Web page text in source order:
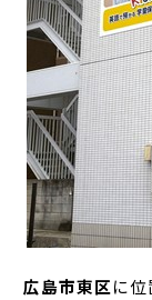
広島市東区に